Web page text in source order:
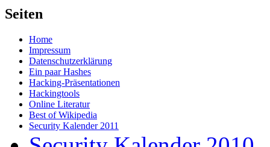
Seiten
Home
Impressum
Datenschutzerklärung
Ein paar Hashes
Hacking-Präsentationen
Hackingtools
Online Literatur
Best of Wikipedia
Security Kalender 2011